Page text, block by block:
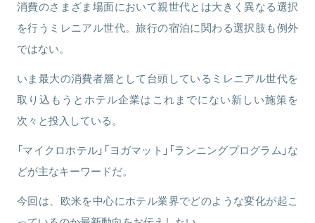
消費のさまざま場面において親世代とは大きく異なる選択
を行うミレニアル世代。旅行の宿泊に関わる選択肢も例外
ではない。
いま最大の消費者層として台頭しているミレニアル世代を
取り込もうとホテル企業はこれまでにない新しい施策を
次々と投入している。
「マイクロホテル」「ヨガマット」「ランニングプログラム」な
どが主なキーワードだ。
今回は、欧米を中心にホテル業界でどのような変化が起こ